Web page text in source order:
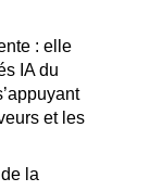
: elle
IA du
et les
la